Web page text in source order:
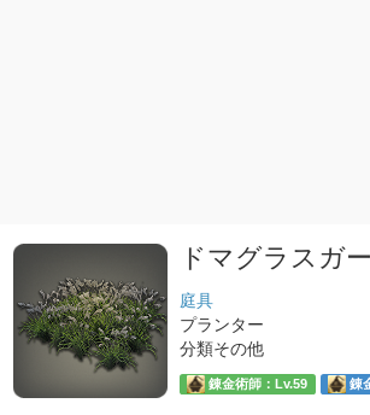
ドマグラスガ
庭具
プランター
分類その他
錬金術師：Lv.59 錬